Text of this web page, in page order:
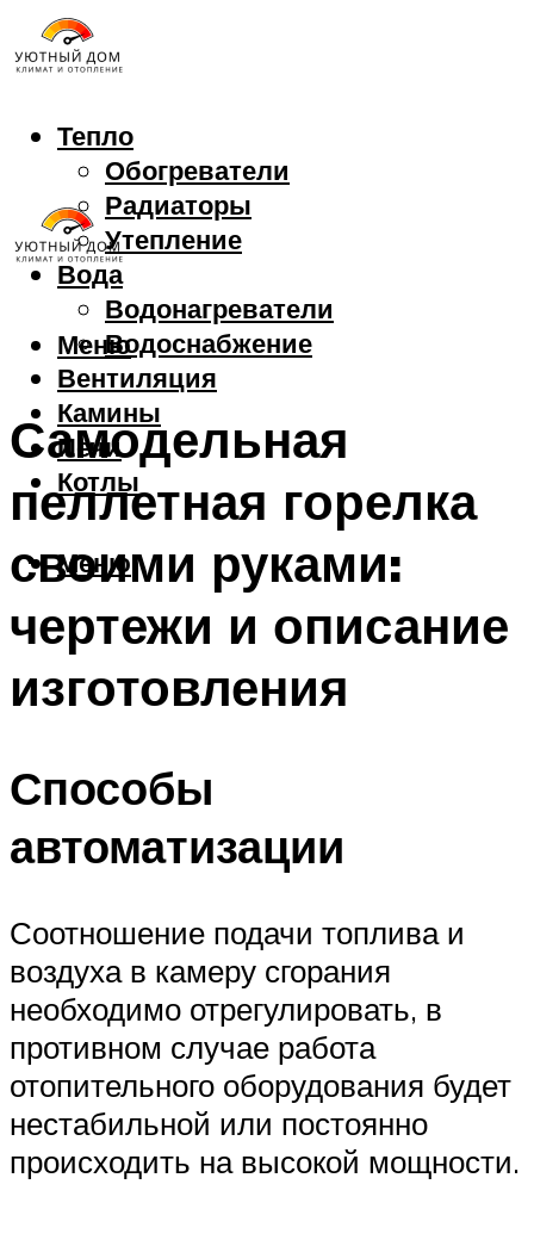
Тепло
Обогреватели
Радиаторы
Утепление
Вода
Водонагреватели
Водоснабжение
Вентиляция
Камины
Печи
Котлы
Меню
Меню
Самодельная
пеллетная горелка
своими руками:
чертежи и описание
изготовления
Способы
автоматизации
Соотношение подачи топлива и
воздуха в камеру сгорания
необходимо отрегулировать, в
противном случае работа
отопительного оборудования будет
нестабильной или постоянно
происходить на высокой мощности.